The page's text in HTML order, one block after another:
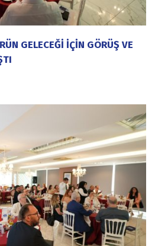
GELECEĞİ İÇİN GÖRÜŞ VE